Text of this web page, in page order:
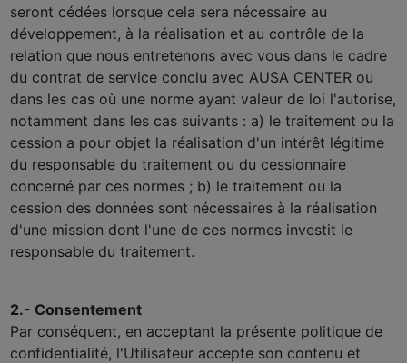
seront cédées lorsque cela sera nécessaire au
développement, à la réalisation et au contrôle de la
relation que nous entretenons avec vous dans le cadre
du contrat de service conclu avec AUSA CENTER ou
dans les cas où une norme ayant valeur de loi l'autorise,
notamment dans les cas suivants : a) le traitement ou la
cession a pour objet la réalisation d'un intérêt légitime
du responsable du traitement ou du cessionnaire
concerné par ces normes ; b) le traitement ou la
cession des données sont nécessaires à la réalisation
d'une mission dont l'une de ces normes investit le
responsable du traitement.
2.- Consentement
Par conséquent, en acceptant la présente politique de
confidentialité, l'Utilisateur accepte son contenu et